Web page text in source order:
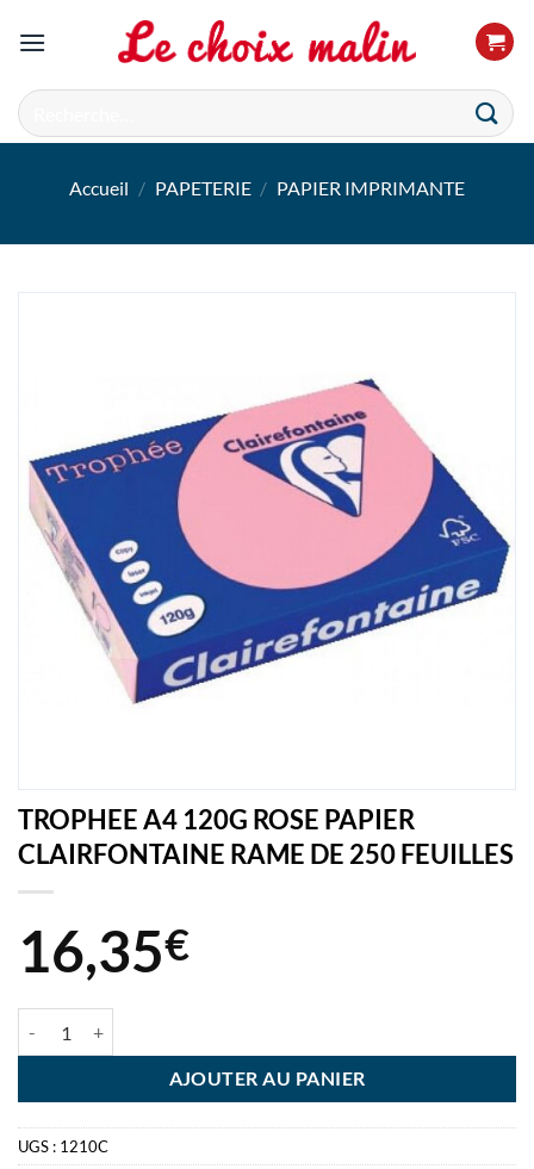
Recherche
pour :
Accueil / PAPETERIE / PAPIER IMPRIMANTE
TROPHEE A4 120G ROSE PAPIER
CLAIRFONTAINE RAME DE 250 FEUILLES
16,35€
AJOUTER AU PANIER
UGS : 1210C